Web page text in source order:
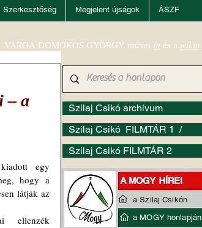
Szerkesztőség Megjelent újságok ÁSZF
– a
egy
hogy a
látják az
Szilaj Csikó archívum
Szilaj Csikó FILMTÁR 1 /
Szilaj Csikó FILMTÁR 2
VARGA DOMOKOS GYÖRGY művei itt és a wikin
a Szilaj Csikón
a MOGY honlapján